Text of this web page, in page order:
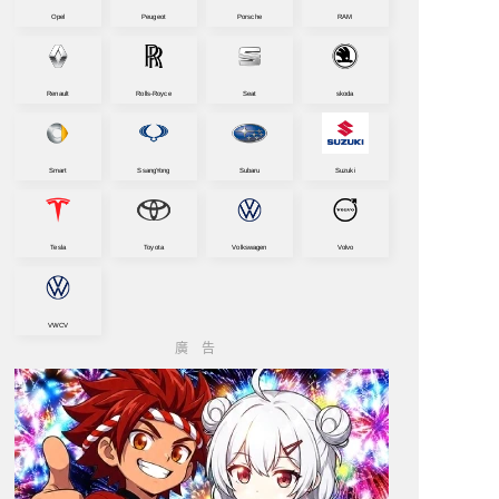
Opel Peugeot Porsche RAM
Renault Rolls-Royce Seat skoda
Smart SsangYong Subaru Suzuki
Tesla Toyota Volkswagen Volvo
VWCV
廣告